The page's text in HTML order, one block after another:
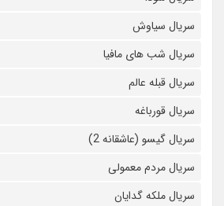
سریال سیاوش
سریال شب های مافیا
سریال قبله عالم
سریال قورباغه
سریال گیسو (عاشقانه 2)
سریال مردم معمولی
سریال ملکه گدایان